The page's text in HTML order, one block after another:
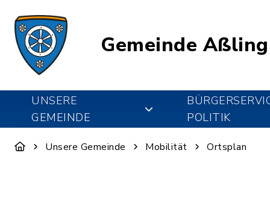
Gemeinde Aßling
UNSERE
GEMEINDE
POLITIK
Unsere Gemeinde Mobilität Ortsplan